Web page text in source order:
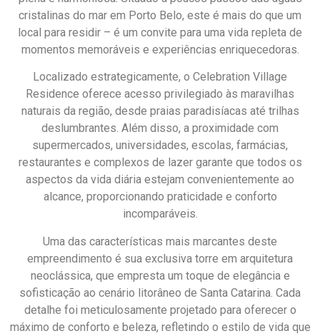
cristalinas do mar em Porto Belo, este é mais do que um
local para residir – é um convite para uma vida repleta de
momentos memoráveis e experiências enriquecedoras.
Localizado estrategicamente, o Celebration Village
Residence oferece acesso privilegiado às maravilhas
naturais da região, desde praias paradisíacas até trilhas
deslumbrantes. Além disso, a proximidade com
supermercados, universidades, escolas, farmácias,
restaurantes e complexos de lazer garante que todos os
aspectos da vida diária estejam convenientemente ao
alcance, proporcionando praticidade e conforto
incomparáveis.
Uma das características mais marcantes deste
empreendimento é sua exclusiva torre em arquitetura
neoclássica, que empresta um toque de elegância e
sofisticação ao cenário litorâneo de Santa Catarina. Cada
detalhe foi meticulosamente projetado para oferecer o
máximo de conforto e beleza, refletindo o estilo de vida que